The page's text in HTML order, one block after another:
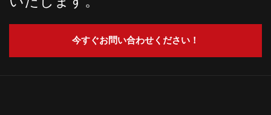
今すぐお問い合わせください！